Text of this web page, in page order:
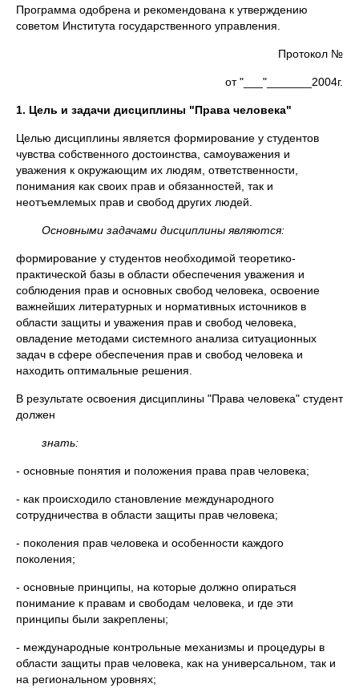
Программа одобрена и рекомендована к утверждению
советом Института государственного управления.
Протокол №
от "___"_______2004г.
1. Цель и задачи дисциплины "Права человека"
Целью дисциплины является формирование у студентов
чувства собственного достоинства, самоуважения и
уважения к окружающим их людям, ответственности,
понимания как своих прав и обязанностей, так и
неотъемлемых прав и свобод других людей.
Основными задачами дисциплины являются:
формирование у студентов необходимой теоретико-
практической базы в области обеспечения уважения и
соблюдения прав и основных свобод человека, освоение
важнейших литературных и нормативных источников в
области защиты и уважения прав и свобод человека,
овладение методами системного анализа ситуационных
задач в сфере обеспечения прав и свобод человека и
находить оптимальные решения.
В результате освоения дисциплины "Права человека" студент
должен
знать:
- основные понятия и положения права прав человека;
- как происходило становление международного
сотрудничества в области защиты прав человека;
- поколения прав человека и особенности каждого
поколения;
- основные принципы, на которые должно опираться
понимание к правам и свободам человека, и где эти
принципы были закреплены;
- международные контрольные механизмы и процедуры в
области защиты прав человека, как на универсальном, так и
на региональном уровнях;